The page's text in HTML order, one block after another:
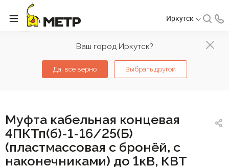
Ваш город Иркутск?
Да, все верно Выбрать другой
Иркутск
Муфта кабельная концевая
4ПКТп(б)-1-16/25(Б)
(пластмассовая с бронёй, с
наконечниками) до 1кВ, КВТ